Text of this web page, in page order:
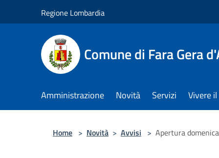
Regione Lombardia
Comune di Fara Gera
Amministrazione Novità Servizi Vivere
Home > Novità > Avvisi > Apertura